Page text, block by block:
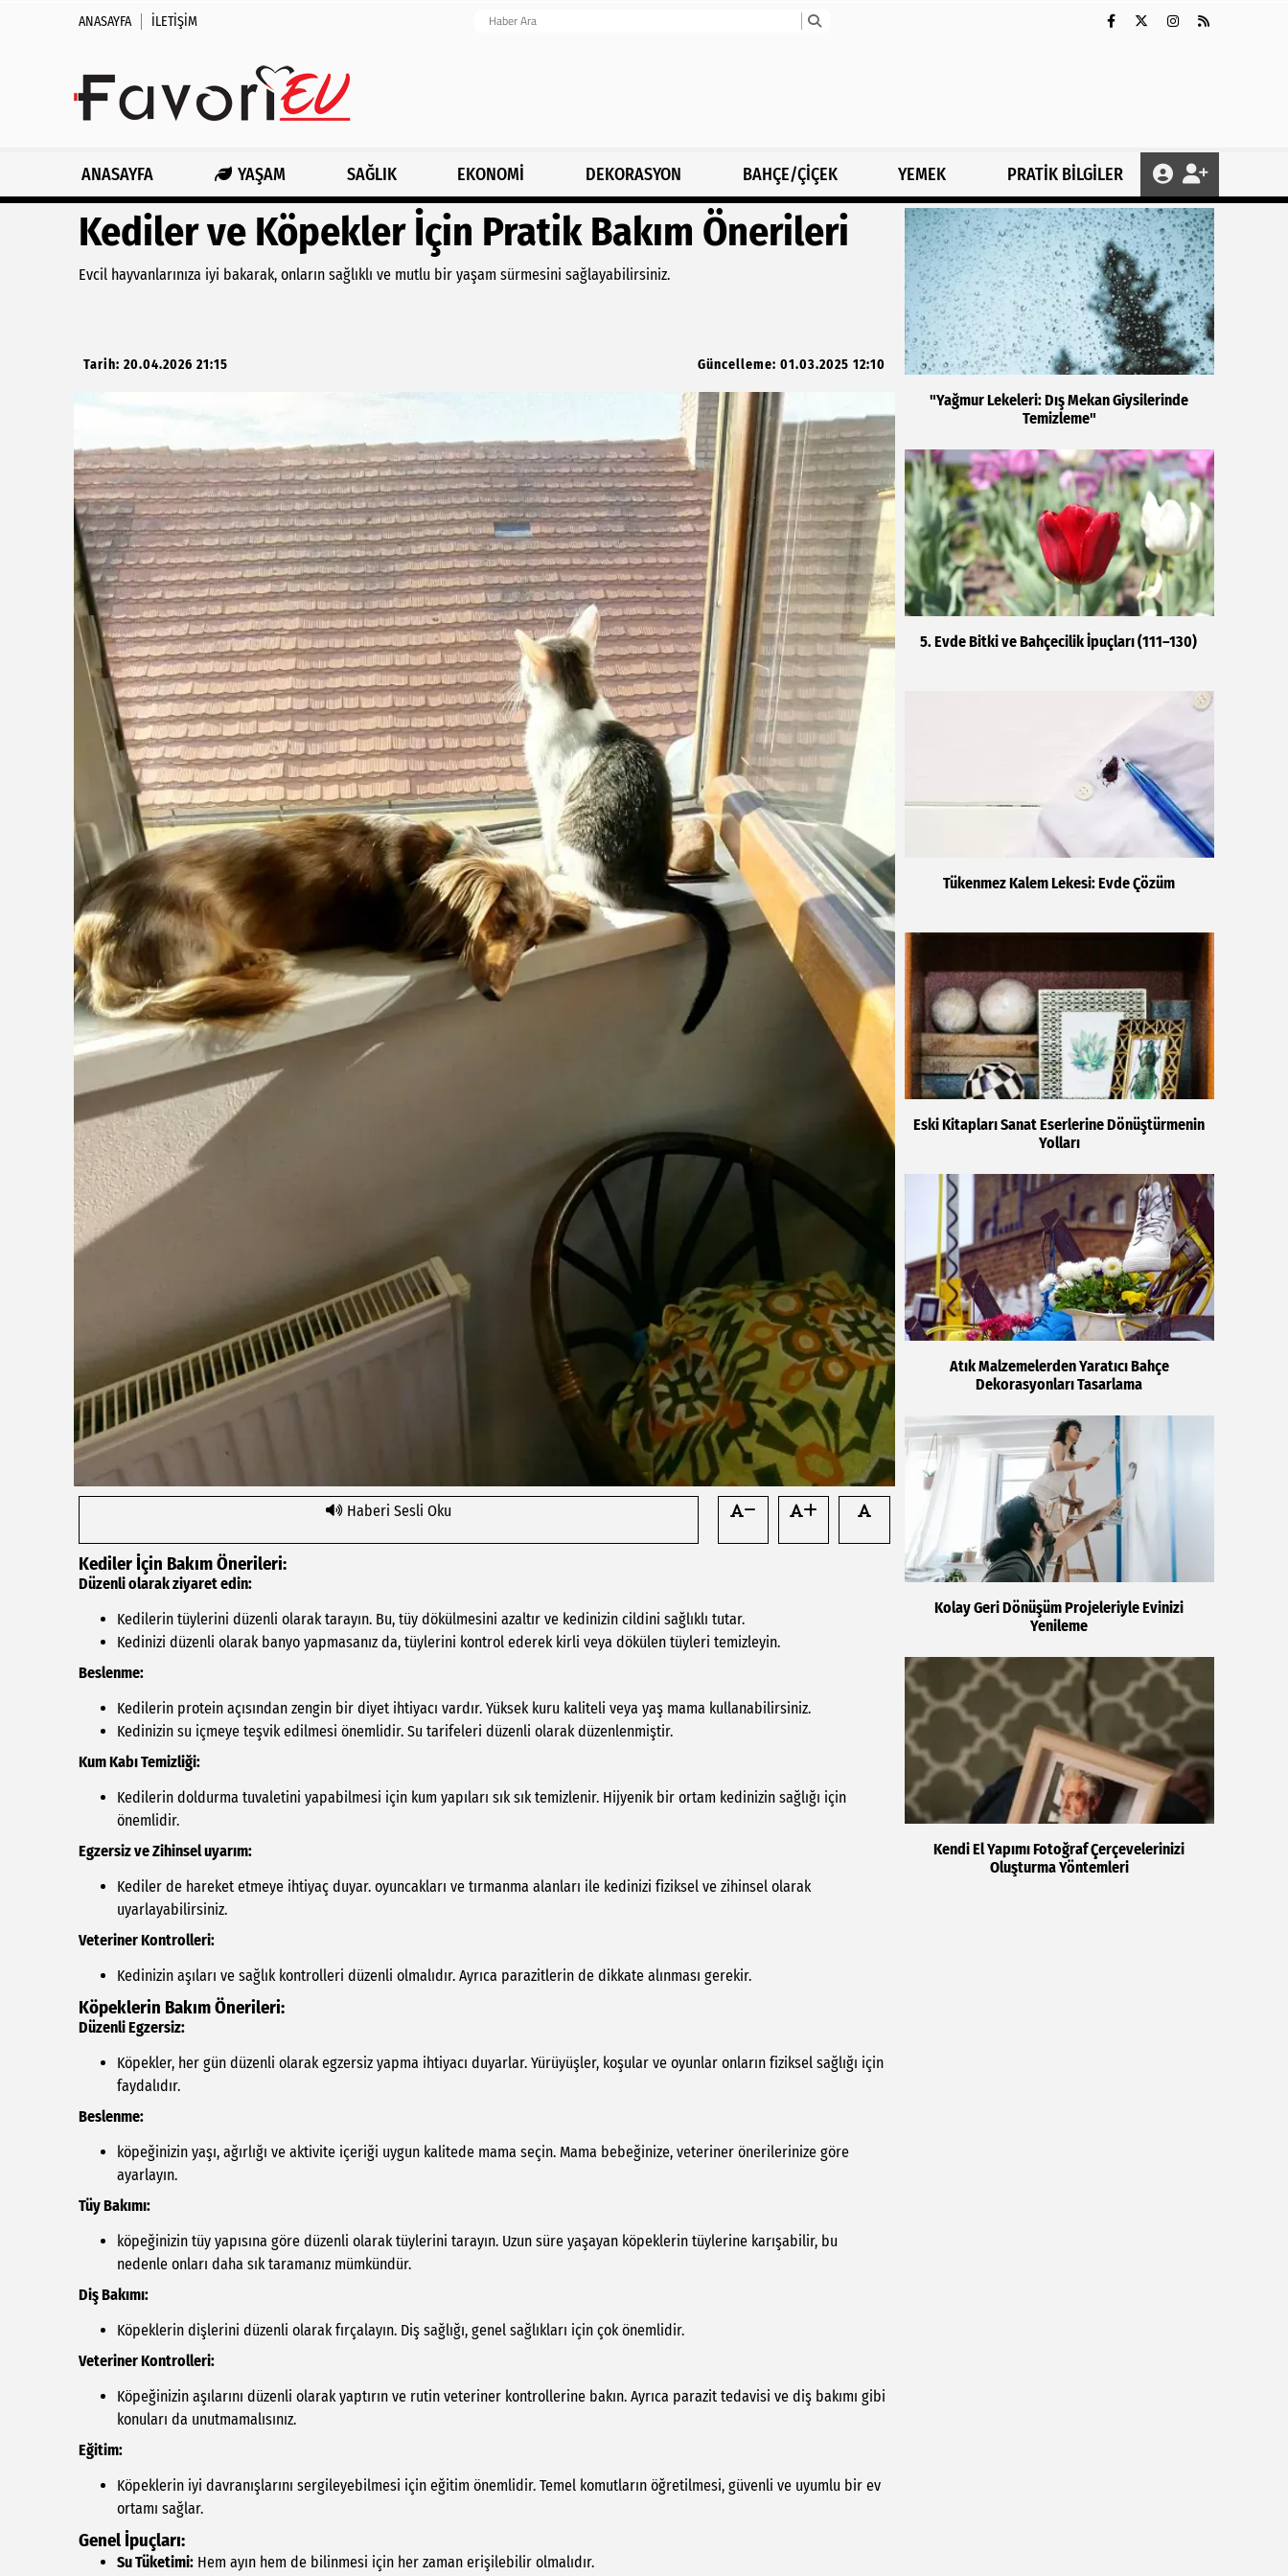
ANASAYFA İLETIŞIM
ANASAYFA YAŞAM SAĞLIK EKONOMİ DEKORASYON BAHÇE/ÇİÇEK YEMEK PRATİK BİLGİLER
Kediler ve Köpekler İçin Pratik Bakım Önerileri
Evcil hayvanlarınıza iyi bakarak, onların sağlıklı ve mutlu bir yaşam sürmesini sağlayabilirsiniz.
Tarih: 20.04.2026 21:15 Güncelleme: 01.03.2025 12:10
Haberi Sesli Oku
Kediler İçin Bakım Önerileri:
Düzenli olarak ziyaret edin:
Kedilerin tüylerini düzenli olarak tarayın. Bu, tüy dökülmesini azaltır ve kedinizin cildini sağlıklı tutar.
Kedinizi düzenli olarak banyo yapmasanız da, tüylerini kontrol ederek kirli veya dökülen tüyleri temizleyin.
Beslenme:
Kedilerin protein açısından zengin bir diyet ihtiyacı vardır. Yüksek kuru kaliteli veya yaş mama kullanabilirsiniz.
Kedinizin su içmeye teşvik edilmesi önemlidir. Su tarifeleri düzenli olarak düzenlenmiştir.
Kum Kabı Temizliği:
Kedilerin doldurma tuvaletini yapabilmesi için kum yapıları sık sık temizlenir. Hijyenik bir ortam kedinizin sağlığı için
önemlidir.
Egzersiz ve Zihinsel uyarım:
Kediler de hareket etmeye ihtiyaç duyar. oyuncakları ve tırmanma alanları ile kedinizi fiziksel ve zihinsel olarak
uyarlayabilirsiniz.
Veteriner Kontrolleri:
Kedinizin aşıları ve sağlık kontrolleri düzenli olmalıdır. Ayrıca parazitlerin de dikkate alınması gerekir.
Köpeklerin Bakım Önerileri:
Düzenli Egzersiz:
Köpekler, her gün düzenli olarak egzersiz yapma ihtiyacı duyarlar. Yürüyüşler, koşular ve oyunlar onların fiziksel sağlığı için
faydalıdır.
Beslenme:
köpeğinizin yaşı, ağırlığı ve aktivite içeriği uygun kalitede mama seçin. Mama bebeğinize, veteriner önerilerinize göre
ayarlayın.
Tüy Bakımı:
köpeğinizin tüy yapısına göre düzenli olarak tüylerini tarayın. Uzun süre yaşayan köpeklerin tüylerine karışabilir, bu
nedenle onları daha sık taramanız mümkündür.
Diş Bakımı:
Köpeklerin dişlerini düzenli olarak fırçalayın. Diş sağlığı, genel sağlıkları için çok önemlidir.
Veteriner Kontrolleri:
Köpeğinizin aşılarını düzenli olarak yaptırın ve rutin veteriner kontrollerine bakın. Ayrıca parazit tedavisi ve diş bakımı gibi
konuları da unutmamalısınız.
Eğitim:
Köpeklerin iyi davranışlarını sergileyebilmesi için eğitim önemlidir. Temel komutların öğretilmesi, güvenli ve uyumlu bir ev
ortamı sağlar.
Genel İpuçları:
Su Tüketimi: Hem ayın hem de bilinmesi için her zaman erişilebilir olmalıdır.
"Yağmur Lekeleri: Dış Mekan Giysilerinde
Temizleme"
5. Evde Bitki ve Bahçecilik İpuçları (111–130)
Tükenmez Kalem Lekesi: Evde Çözüm
Eski Kitapları Sanat Eserlerine Dönüştürmenin
Yolları
Atık Malzemelerden Yaratıcı Bahçe
Dekorasyonları Tasarlama
Kolay Geri Dönüşüm Projeleriyle Evinizi
Yenileme
Kendi El Yapımı Fotoğraf Çerçevelerinizi
Oluşturma Yöntemleri